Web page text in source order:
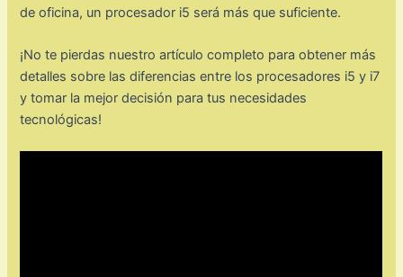
de oficina, un procesador i5 será más que suficiente.
¡No te pierdas nuestro artículo completo para obtener más
detalles sobre las diferencias entre los procesadores i5 y i7
y tomar la mejor decisión para tus necesidades
tecnológicas!